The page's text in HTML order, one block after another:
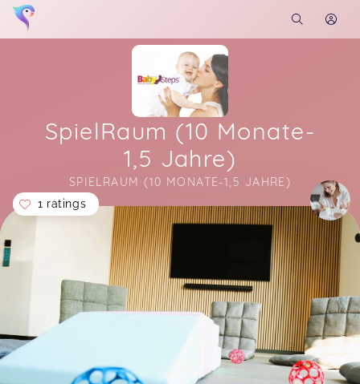
SpielRaum (10 Monate-
1,5 Jahre)
SPIELRAUM (10 MONATE-1,5 JAHRE)
Soon you will learn more about me here...
1 ratings